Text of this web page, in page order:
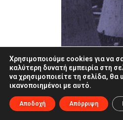
Χρησιμοποιούμε cookies για να
καλύτερη δυνατή εμπειρία στη
να χρησιμοποιείτε τη σελίδα,
ικανοποιημένοι με αυτό.
Αποδοχή Απόρριψη